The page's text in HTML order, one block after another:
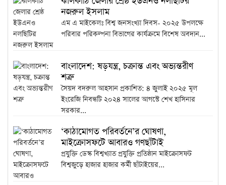
নজরুল ইসলাম
এম এ মাইকেলঃ বিশ্ব জনসংখ্যা দিবস- ২০২৫ উপলক্ষে
পরিবার পরিকল্পনা বিভাগের কার্যক্রমে বিশেষ অবদান...
বাংলাদেশ: ষড়যন্ত্র, চক্রান্ত এবং অভ্যন্তরীণ
শত্রু
সৈয়দ বদরুল আহসান প্রকাশিত: ৪ জুলাই ২০২৫ মূল
ইংরেজি নিবন্ধটি ২০২৪ সালের আগস্টে শেখ হাসিনার
সরকার...
‘কাঠামোগত পরিবর্তনে’র ঘোষণা,
মাইক্রোসফটে আবারও গণছাঁটাই
প্রযুক্তি ডেস্ক বিশ্বখ্যাত প্রযুক্তি প্রতিষ্ঠান মাইক্রোসফট
বিশ্বজুড়ে হাজার হাজার কর্মী ছাঁটাইয়ের...